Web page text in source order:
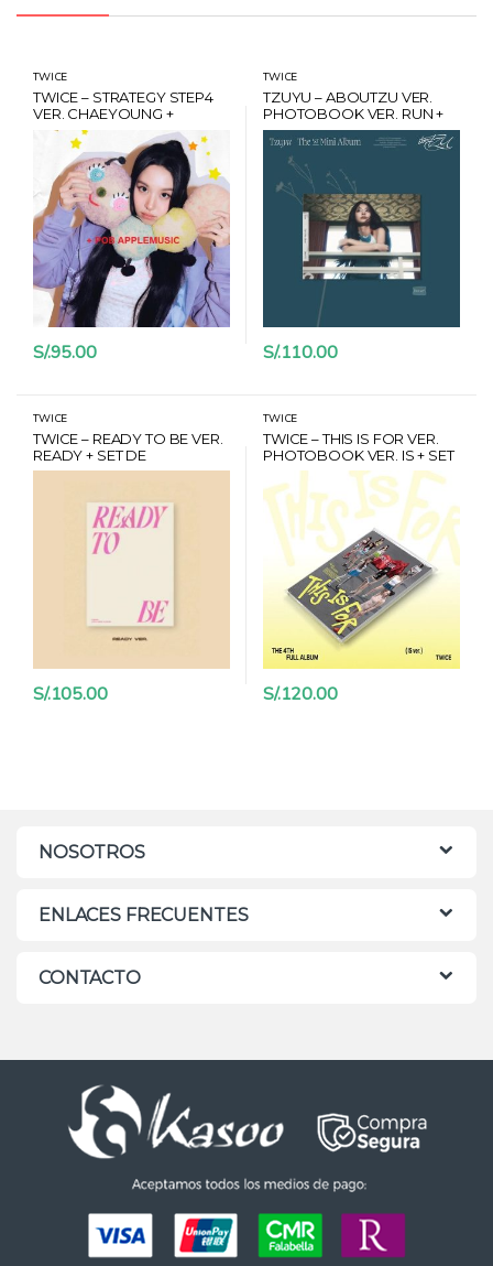
TWICE
TWICE – STRATEGY STEP4
VER. CHAEYOUNG +
BONUS + POB
APPLEMUSIC
S/.95.00
TWICE
TZUYU – ABOUTZU VER.
PHOTOBOOK VER. RUN +
BONUS + POSTER
S/.110.00
TWICE
TWICE – READY TO BE VER.
READY + SET DE
PHOTOCARDS + POSTER
S/.105.00
TWICE
TWICE – THIS IS FOR VER.
PHOTOBOOK VER. IS + SET
PHOTOCARDS + POSTER +
POB MUSICPLANT
S/.120.00
NOSOTROS
ENLACES FRECUENTES
CONTACTO